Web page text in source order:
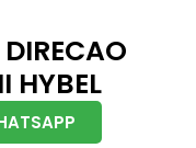
HYBEL